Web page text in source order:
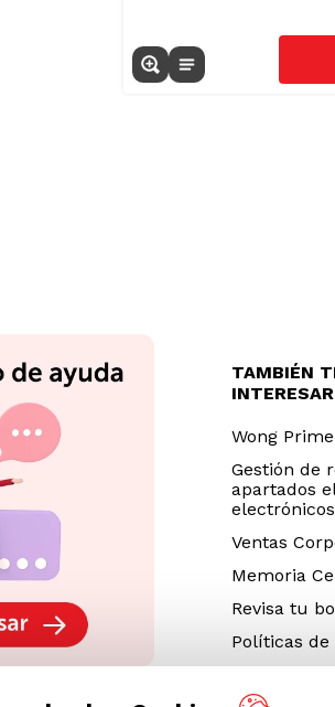
TAMBIÉN
INTERESAR
Wong Prime
Gestión de
apartados
electrónicos
Ventas
Memoria
Revisa tu
Políticas de